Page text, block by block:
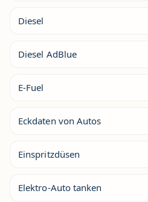
Diesel
Diesel AdBlue
E-Fuel
Eckdaten von Autos
Einspritzdüsen
Elektro-Auto tanken